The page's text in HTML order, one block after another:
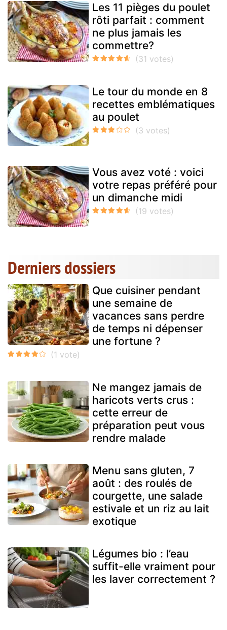
Les 11 pièges du poulet
rôti parfait : comment
ne plus jamais les
commettre?
Le tour du monde en 8
recettes emblématiques
au poulet
Vous avez voté : voici
votre repas préféré pour
un dimanche midi
Derniers dossiers
Que cuisiner pendant
une semaine de
vacances sans perdre
de temps ni dépenser
une fortune ?
Ne mangez jamais de
haricots verts crus :
cette erreur de
préparation peut vous
rendre malade
Menu sans gluten, 7
août : des roulés de
courgette, une salade
estivale et un riz au lait
exotique
Légumes bio : l’eau
suffit-elle vraiment pour
les laver correctement ?